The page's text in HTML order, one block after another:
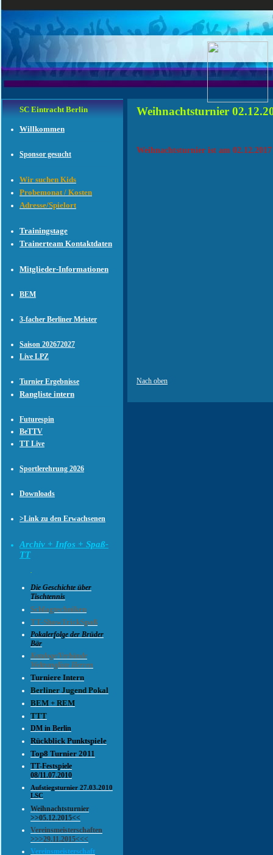
SC Eintracht Berlin
Willkommen
Sponsor gesucht
Wir suchen Kids
Probemonat / Kosten
Adresse/Spielort
Trainingstage
Trainerteam Kontaktdaten
Mitglieder-Informationen
BEM
3-facher Berliner Meister
Saison 202672027
Live LPZ
Turnier Ergebnisse
Rangliste intern
Futurespin
BeTTV
TT Live
Sportlerehrung 2026
Downloads
>Link zu den Erwachsenen
Archiv + Infos + Spaß-
TT
.
Die Geschichte über
Tischtennis
Schlagtechniken
TT-ShowTrickSpaß
Pokalerfolge der Brüder
Bär
Kataloge/Verbände
Weltrangliste Herren
Turniere Intern
Berliner Jugend Pokal
BEM + REM
TTT
DM in Berlin
Rückblick Punktspiele
Top8 Turnier 2011
TT-Festspiele
08/11.07.2010
Aufstiegsturnier 27.03.2010
LSC
Weihnachtsturnier
>>05.12.2015<<
Vereinsmeisterschaften
>>>29.11.2015<<<
Vereinsmeisterschaft
Weihnachtsturnier
Weihnachtsturnier ist am 02.12.2017
Nach oben